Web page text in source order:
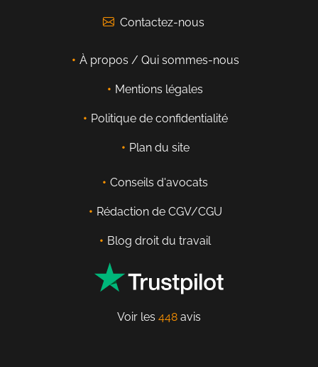
Contactez-nous
À propos / Qui sommes-nous
Mentions légales
Politique de confidentialité
Plan du site
Conseils d'avocats
Rédaction de CGV/CGU
Blog droit du travail
Voir les 448 avis